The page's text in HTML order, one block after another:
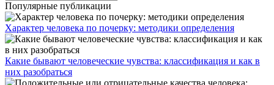
Популярные публикации
Характер человека по почерку: методики определения
Какие бывают человеческие чувства: классификация и как в
них разобраться